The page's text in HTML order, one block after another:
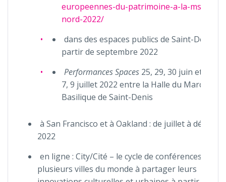
europeennes-du-patrimoine-a-la-msh-
nord-2022/
dans des espaces publics de Saint-Denis à
partir de septembre 2022
Performances Spaces 25, 29, 30 juin et 1, 2,
7, 9 juillet 2022 entre la Halle du Marché et
Basilique de Saint-Denis
à San Francisco et à Oakland : de juillet à
2022
en ligne : City/Cité – le cycle de conférences invite
plusieurs villes du monde à partager leurs